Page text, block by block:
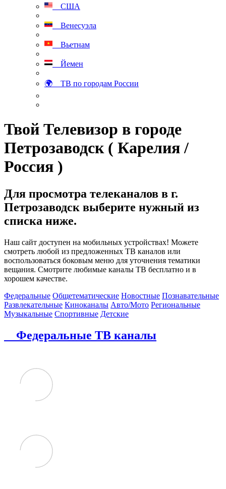
США
Венесуэла
Вьетнам
Йемен
🌍 ТВ по городам России
Твой Телевизор в городе
Петрозаводск ( Карелия /
Россия )
Для просмотра телеканалов в г.
Петрозаводск выберите нужный из
списка ниже.
Наш сайт доступен на мобильных устройствах! Можете
смотреть любой из предложенных ТВ каналов или
воспользоваться боковым меню для уточнения тематики
вещания. Смотрите любимые каналы ТВ бесплатно и в
хорошем качестве.
Федеральные Общетематические Новостные Познавательные
Развлекательные Киноканалы Авто/Мото Региональные
Музыкальные Спортивные Детские
Федеральные ТВ каналы